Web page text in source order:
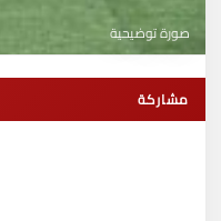
صورة توضيحية
مشاركة